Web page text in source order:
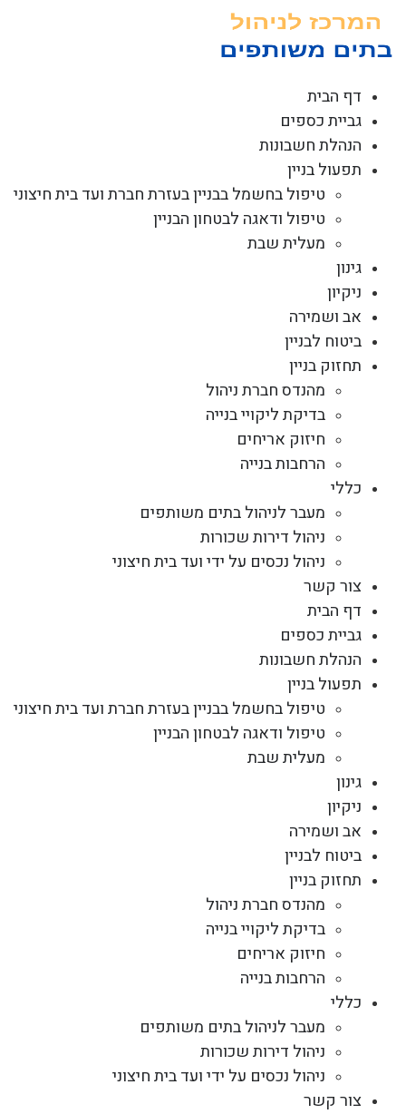
דף הבית
גביית כספים
הנהלת חשבונות
תפעול בניין
טיפול בחשמל בבניין בעזרת חברת ועד בית חיצוני
טיפול ודאגה לבטחון הבניין
מעלית שבת
גינון
ניקיון
אב ושמירה
ביטוח לבניין
תחזוק בניין
מהנדס חברת ניהול
בדיקת ליקויי בנייה
חיזוק אריחים
הרחבות בנייה
כללי
מעבר לניהול בתים משותפים
ניהול דירות שכורות
ניהול נכסים על ידי ועד בית חיצוני
צור קשר
דף הבית
גביית כספים
הנהלת חשבונות
תפעול בניין
טיפול בחשמל בבניין בעזרת חברת ועד בית חיצוני
טיפול ודאגה לבטחון הבניין
מעלית שבת
גינון
ניקיון
אב ושמירה
ביטוח לבניין
תחזוק בניין
מהנדס חברת ניהול
בדיקת ליקויי בנייה
חיזוק אריחים
הרחבות בנייה
כללי
מעבר לניהול בתים משותפים
ניהול דירות שכורות
ניהול נכסים על ידי ועד בית חיצוני
צור קשר